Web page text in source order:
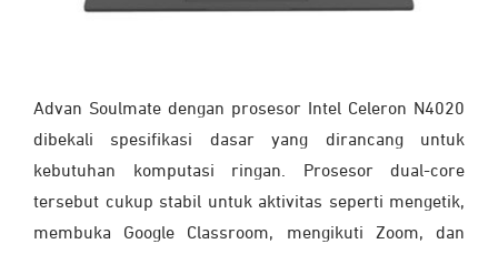
Advan Soulmate dengan prosesor Intel Celeron N4020
dibekali spesifikasi dasar yang dirancang untuk
kebutuhan komputasi ringan. Prosesor dual-core
tersebut cukup stabil untuk aktivitas seperti mengetik,
membuka Google Classroom, mengikuti Zoom, dan